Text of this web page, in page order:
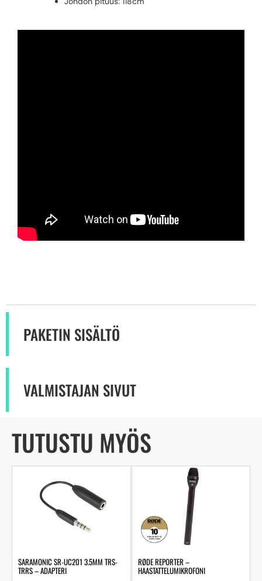
PAKETIN SISÄLTÖ
VALMISTAJAN SIVUT
TUTUSTU MYÖS
SARAMONIC SR-UC201 3.5MM TRS-
TRRS – ADAPTERI
RØDE REPORTER –
HAASTATTELUMIKROFONI